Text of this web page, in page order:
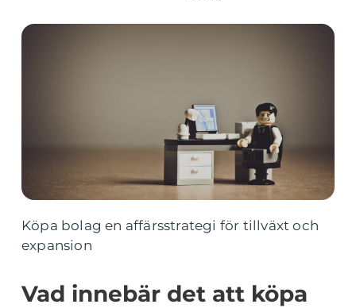
Köpa bolag en affärsstrategi för tillväxt och
expansion
Vad innebär det att köpa